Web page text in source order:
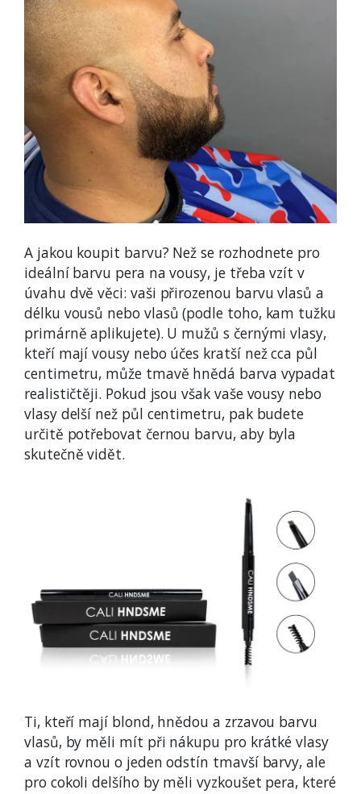
A jakou koupit barvu? Než se rozhodnete pro
ideální barvu pera na vousy, je třeba vzít v
úvahu dvě věci: vaši přirozenou barvu vlasů a
délku vousů nebo vlasů (podle toho, kam tužku
primárně aplikujete). U mužů s černými vlasy,
kteří mají vousy nebo účes kratší než cca půl
centimetru, může tmavě hnědá barva vypadat
realističtěji. Pokud jsou však vaše vousy nebo
vlasy delší než půl centimetru, pak budete
určitě potřebovat černou barvu, aby byla
skutečně vidět.
Ti, kteří mají blond, hnědou a zrzavou barvu
vlasů, by měli mít při nákupu pro krátké vlasy
a vzít rovnou o jeden odstín tmavší barvy, ale
pro cokoli delšího by měli vyzkoušet pera, které